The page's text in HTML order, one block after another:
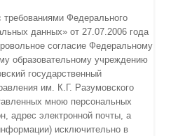
Федерального
данных» от 27.07.2006 года
согласие Федеральному
образовательному учреждению
государственный
им. К.Г. Разумовского
мною персональных
адрес электронной почты, а
исключительно в